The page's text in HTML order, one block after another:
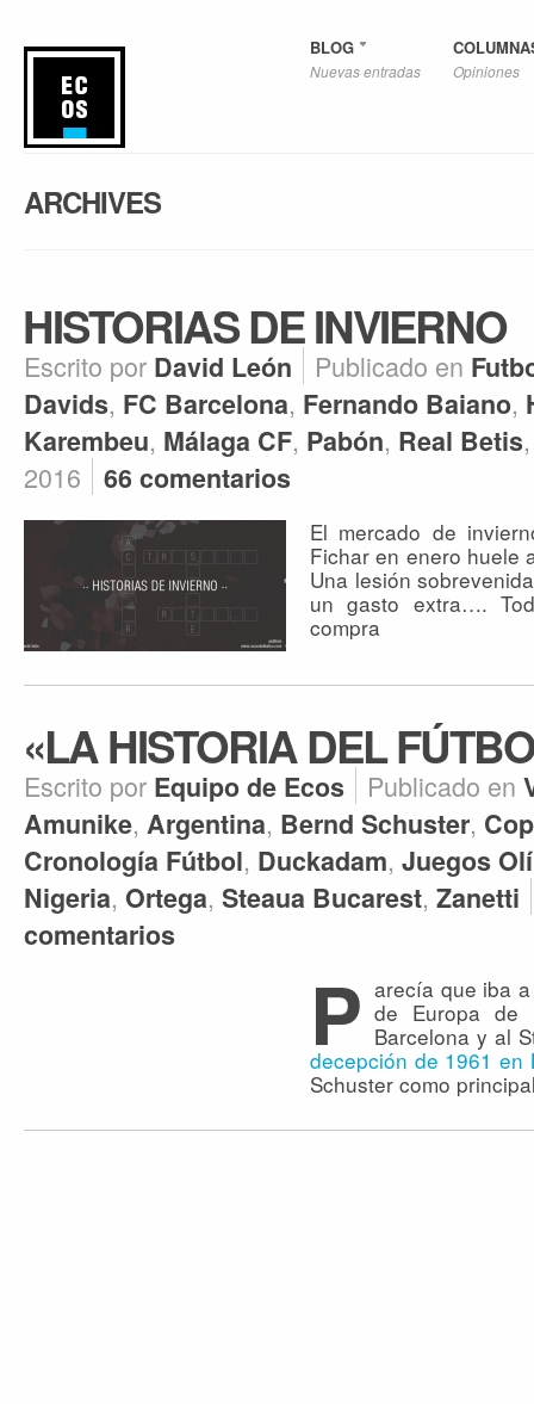
BLOG
Nuevas entradas Opiniones
ARCHIVES
HISTORIAS DE INVIERNO
Escrito por David León Publicado en
Davids, FC Barcelona, Fernando Baiano,
Karembeu, Málaga CF, Pabón, Real Betis
2016
66 comentarios
El mercado de
Fichar en enero huele
Una lesión
un gasto extra….
compra
«LA HISTORIA DEL
Escrito por Equipo de Ecos Publicado en
Amunike, Argentina, Bernd Schuster,
Cronología Fútbol, Duckadam, Juegos
Nigeria, Ortega, Steaua Bucarest, Zanetti
comentarios
P arecía que iba
de Europa de
Barcelona y al
decepción de 1961 en
Schuster como